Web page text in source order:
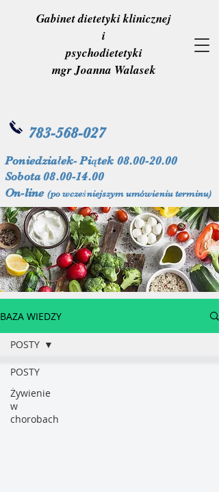
Gabinet dietetyki klinicznej
i
psychodietetyki
mgr Joanna Walasek
783-568-027
Poniedziałek- Piątek 08.00-20.00
Sobota08.00-14.00
On-line (po wcześniejszym umówieniu terminu)
BAZA WIEDZY
POSTY
Żywienie
w
chorobach
POSTY